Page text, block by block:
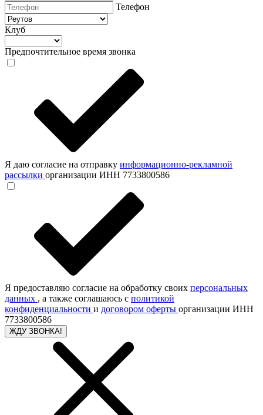
Телефон
Клуб
Предпочтительное время звонка
Я даю согласие на отправку информационно-рекламной
рассылки организации ИНН 7733800586
Я предоставляю согласие на обработку своих персональных
данных , а также соглашаюсь с политикой
конфиденциальности и договором оферты организации ИНН
7733800586
ЖДУ ЗВОНКА!